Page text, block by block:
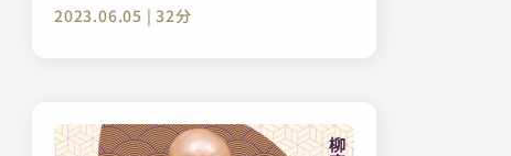
2023.06.05 | 32分